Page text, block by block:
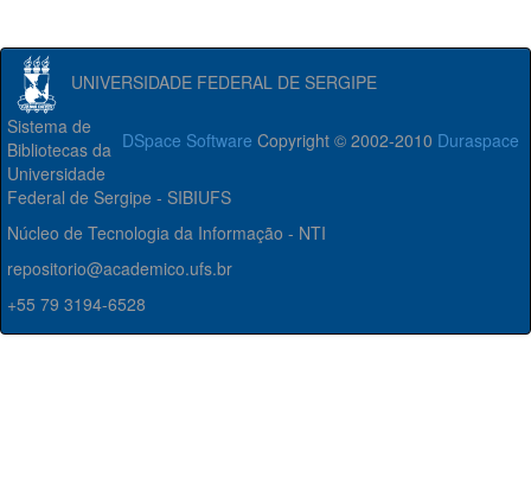
UNIVERSIDADE FEDERAL DE SERGIPE
DSpace Software Copyright © 2002-2010 Duraspace
Sistema de
Bibliotecas da
Universidade
Federal de Sergipe - SIBIUFS
Núcleo de Tecnologia da Informação - NTI
repositorio@academico.ufs.br
+55 79 3194-6528